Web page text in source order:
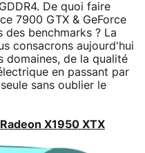
De quoi faire
7900 GTX & GeForce
des benchmarks ? La
consacrons aujourd'hui
domaines, de la qualité
en passant par
sans oublier le
X1950 XTX